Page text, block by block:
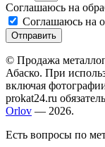
Соглашаюсь на
Соглашаюсь на
Отправить
© Продажа
Абаско. При
включая
prokat24.ru
Orlov — 2026.
Есть вопросы по